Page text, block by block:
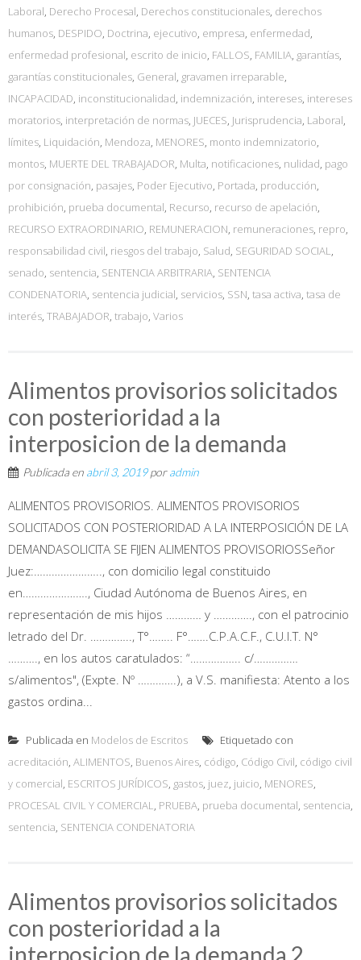
Laboral, Derecho Procesal, Derechos constitucionales, derechos
humanos, DESPIDO, Doctrina, ejecutivo, empresa, enfermedad,
enfermedad profesional, escrito de inicio, FALLOS, FAMILIA, garantías,
garantías constitucionales, General, gravamen irreparable,
INCAPACIDAD, inconstitucionalidad, indemnización, intereses, intereses
moratorios, interpretación de normas, JUECES, Jurisprudencia, Laboral,
límites, Liquidación, Mendoza, MENORES, monto indemnizatorio,
montos, MUERTE DEL TRABAJADOR, Multa, notificaciones, nulidad, pago
por consignación, pasajes, Poder Ejecutivo, Portada, producción,
prohibición, prueba documental, Recurso, recurso de apelación,
RECURSO EXTRAORDINARIO, REMUNERACION, remuneraciones, repro,
responsabilidad civil, riesgos del trabajo, Salud, SEGURIDAD SOCIAL,
senado, sentencia, SENTENCIA ARBITRARIA, SENTENCIA
CONDENATORIA, sentencia judicial, servicios, SSN, tasa activa, tasa de
interés, TRABAJADOR, trabajo, Varios
Alimentos provisorios solicitados
con posterioridad a la
interposicion de la demanda
Publicada en abril 3, 2019poradmin
ALIMENTOS PROVISORIOS. ALIMENTOS PROVISORIOS
SOLICITADOS CON POSTERIORIDAD A LA INTERPOSICIÓN DE LA
DEMANDASOLICITA SE FIJEN ALIMENTOS PROVISORIOSSeñor
Juez:………………….., con domicilio legal constituido
en…………………., Ciudad Autónoma de Buenos Aires, en
representación de mis hijos ………… y …………., con el patrocinio
letrado del Dr. ………….., T°…….. F°…….C.P.A.C.F., C.U.I.T. N°
………., en los autos caratulados: “…………….. c/……………
s/alimentos", (Expte. Nº ………….), a V.S. manifiesta: Atento a los
gastos ordina...
Publicada en Modelos de Escritos
Etiquetado con
acreditación, ALIMENTOS, Buenos Aires, código, Código Civil, código civil
y comercial, ESCRITOS JURÍDICOS, gastos, juez, juicio, MENORES,
PROCESAL CIVIL Y COMERCIAL, PRUEBA, prueba documental, sentencia,
sentencia, SENTENCIA CONDENATORIA
Alimentos provisorios solicitados
con posterioridad a la
interposicion de la demanda 2